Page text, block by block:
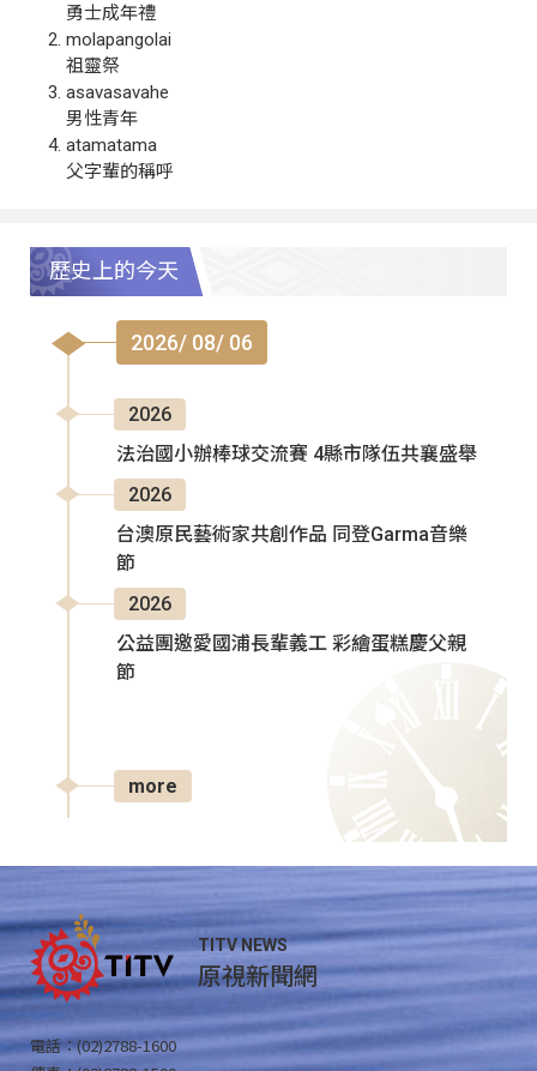
勇士成年禮
molapangolai
祖靈祭
asavasavahe
男性青年
atamatama
父字輩的稱呼
歷史上的今天
2026/ 08/ 06
2026
法治國小辦棒球交流賽 4縣市隊伍共襄盛舉
2026
台澳原民藝術家共創作品 同登Garma音樂
節
2026
公益團邀愛國浦長輩義工 彩繪蛋糕慶父親
節
more
TITV NEWS
原視新聞網
電話：(02)2788-1600